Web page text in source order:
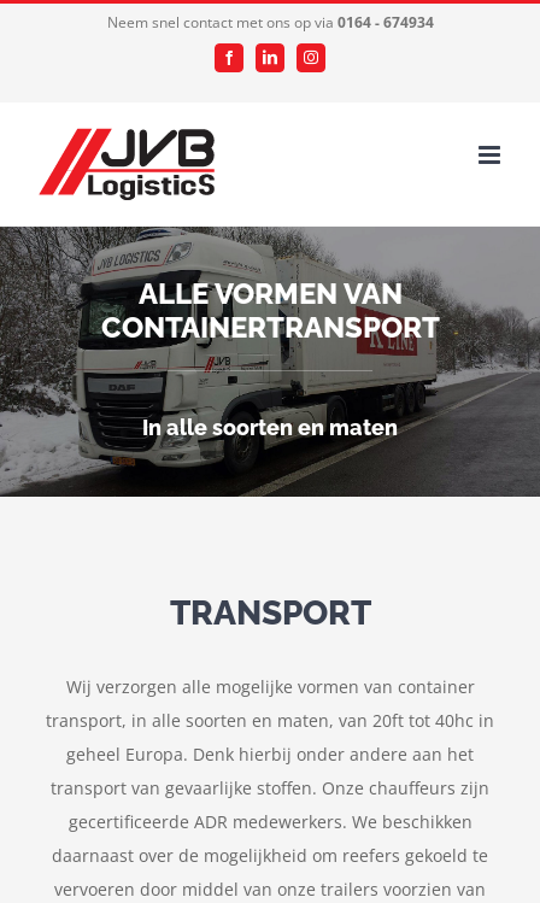
Neem snel contact met ons op via 0164 - 674934
FacebookLinkedInInstagram
ALLE VORMEN VAN
CONTAINERTRANSPORT
In alle soorten en maten
TRANSPORT
Wij verzorgen alle mogelijke vormen van container
transport, in alle soorten en maten, van 20ft tot 40hc in
geheel Europa. Denk hierbij onder andere aan het
transport van gevaarlijke stoffen. Onze chauffeurs zijn
gecertificeerde ADR medewerkers. We beschikken
daarnaast over de mogelijkheid om reefers gekoeld te
vervoeren door middel van onze trailers voorzien van